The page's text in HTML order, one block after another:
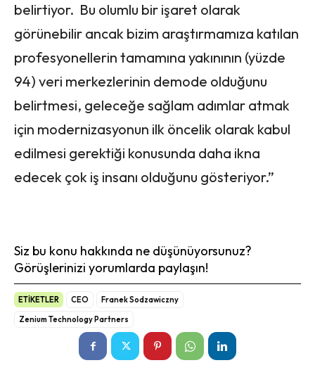
belirtiyor. Bu olumlu bir işaret olarak
görünebilir ancak bizim araştırmamıza katılan
profesyonellerin tamamına yakınının (yüzde
94) veri merkezlerinin demode olduğunu
belirtmesi, geleceğe sağlam adımlar atmak
için modernizasyonun ilk öncelik olarak kabul
edilmesi gerektiği konusunda daha ikna
edecek çok iş insanı olduğunu gösteriyor.”
Siz bu konu hakkında ne düşünüyorsunuz?
Görüşlerinizi yorumlarda paylaşın!
ETİKETLER CEO
Franek Sodzawiczny
Zenium Technology Partners